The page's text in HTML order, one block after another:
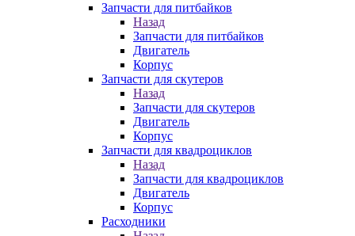
Запчасти для питбайков
Назад
Запчасти для питбайков
Двигатель
Корпус
Запчасти для скутеров
Назад
Запчасти для скутеров
Двигатель
Корпус
Запчасти для квадроциклов
Назад
Запчасти для квадроциклов
Двигатель
Корпус
Расходники